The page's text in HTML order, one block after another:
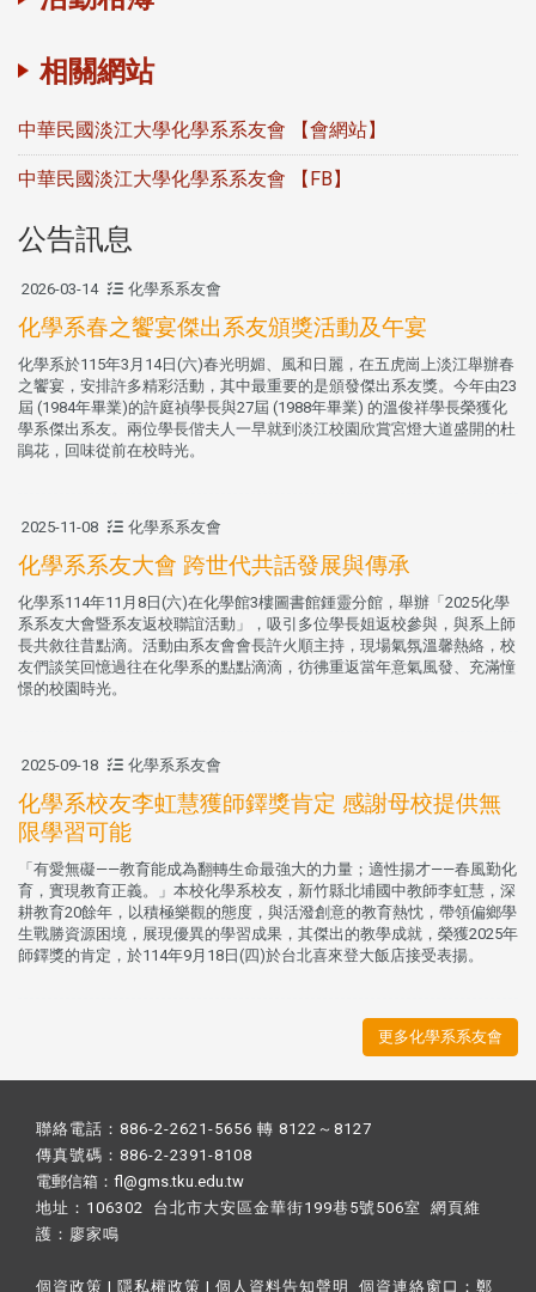
相關網站
中華民國淡江大學化學系系友會 【會網站】
中華民國淡江大學化學系系友會 【FB】
公告訊息
2026-03-14 化學系系友會
化學系春之饗宴傑出系友頒獎活動及午宴
化學系於115年3月14日(六)春光明媚、風和日麗，在五虎崗上淡江舉辦春
之饗宴，安排許多精彩活動，其中最重要的是頒發傑出系友獎。今年由23
屆 (1984年畢業)的許庭禎學長與27屆 (1988年畢業) 的溫俊祥學長榮獲化
學系傑出系友。兩位學長偕夫人一早就到淡江校園欣賞宮燈大道盛開的杜
鵑花，回味從前在校時光。
2025-11-08 化學系系友會
化學系系友大會 跨世代共話發展與傳承
化學系114年11月8日(六)在化學館3樓圖書館鍾靈分館，舉辦「2025化學
系系友大會暨系友返校聯誼活動」，吸引多位學長姐返校參與，與系上師
長共敘往昔點滴。活動由系友會會長許火順主持，現場氣氛溫馨熱絡，校
友們談笑回憶過往在化學系的點點滴滴，彷彿重返當年意氣風發、充滿憧
憬的校園時光。
2025-09-18 化學系系友會
化學系校友李虹慧獲師鐸獎肯定 感謝母校提供無
限學習可能
「有愛無礙——教育能成為翻轉生命最強大的力量；適性揚才——春風勤化
育，實現教育正義。」本校化學系校友，新竹縣北埔國中教師李虹慧，深
耕教育20餘年，以積極樂觀的態度，與活潑創意的教育熱忱，帶領偏鄉學
生戰勝資源困境，展現優異的學習成果，其傑出的教學成就，榮獲2025年
師鐸獎的肯定，於114年9月18日(四)於台北喜來登大飯店接受表揚。
更多化學系系友會
聯絡電話：886-2-2621-5656 轉 8122～8127
傳真號碼：886-2-2391-8108
電郵信箱：fl@gms.tku.edu.tw
地址：106302 台北市大安區金華街199巷5號506室 網頁維
護： 廖家鳴​
個資政策 | 隱私權政策 | 個人資料告知聲明 個資連絡窗口： 鄭